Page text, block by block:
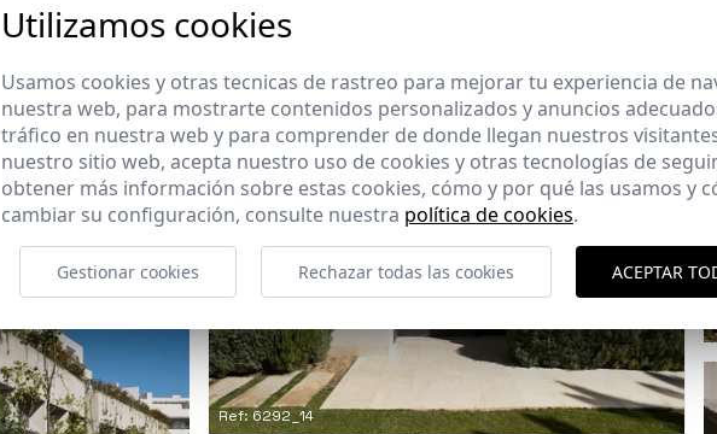
Ref: 6292_14
Utilizamos cookies
Usamos cookies y otras tecnicas de rastreo para mejorar tu experiencia de
nuestra web, para mostrarte contenidos personalizados y anuncios
tráfico en nuestra web y para comprender de donde llegan nuestros
nuestro sitio web, acepta nuestro uso de cookies y otras tecnologías de
obtener más información sobre estas cookies, cómo y por qué las usamos y
cambiar su configuración, consulte nuestra política de cookies.
Gestionar cookies Rechazar todas las cookies ACEPTAR